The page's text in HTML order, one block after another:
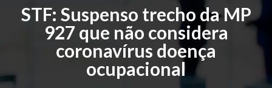
STF: Suspenso trecho da MP
927 que não considera
coronavírus doença
ocupacional